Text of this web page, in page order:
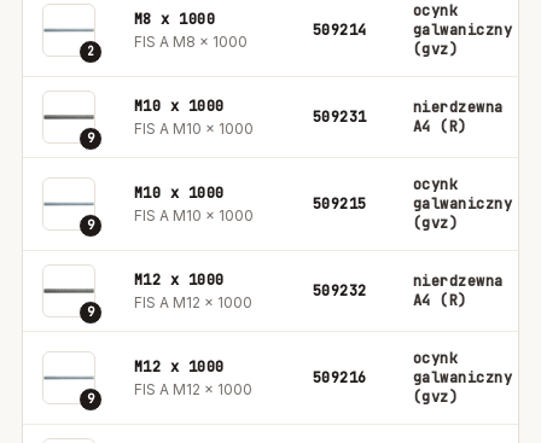
2
M8 x 1000
FIS A M8 x 1000
509214
ocynk
galwaniczny
(gvz)
9
M10 x 1000
FIS A M10 x 1000
509231
nierdzewna
A4 (R)
9
M10 x 1000
FIS A M10 x 1000
509215
ocynk
galwaniczny
(gvz)
9
M12 x 1000
FIS A M12 x 1000
509232
nierdzewna
A4 (R)
9
M12 x 1000
FIS A M12 x 1000
509216
ocynk
galwaniczny
(gvz)